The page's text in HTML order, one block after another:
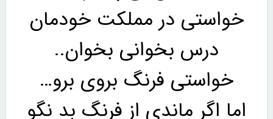
خواستی در مملکت خودمان
درس بخوانی بخوان..
خواستی فرنگ بروی برو…
اما اگر ماندی از فرنگ بد نگو